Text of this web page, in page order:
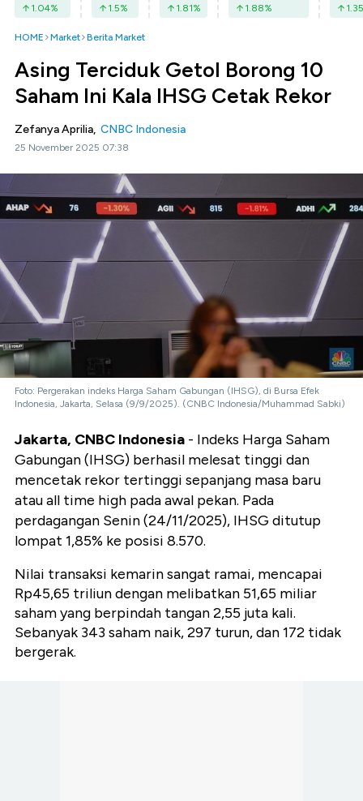
1.04% 1.5% 1.81% 1.88% 1.35
HOME Market Berita Market
Asing Terciduk Getol Borong 10
Saham Ini Kala IHSG Cetak Rekor
Zefanya Aprilia, CNBC Indonesia
25 November 2025 07:38
Foto: Pergerakan indeks Harga Saham Gabungan (IHSG), di Bursa Efek
Indonesia, Jakarta, Selasa (9/9/2025). (CNBC Indonesia/Muhammad Sabki)
Jakarta, CNBC Indonesia - Indeks Harga Saham
Gabungan (IHSG) berhasil melesat tinggi dan
mencetak rekor tertinggi sepanjang masa baru
atau all time high pada awal pekan. Pada
perdagangan Senin (24/11/2025), IHSG ditutup
lompat 1,85% ke posisi 8.570.
Nilai transaksi kemarin sangat ramai, mencapai
Rp45,65 triliun dengan melibatkan 51,65 miliar
saham yang berpindah tangan 2,55 juta kali.
Sebanyak 343 saham naik, 297 turun, dan 172 tidak
bergerak.